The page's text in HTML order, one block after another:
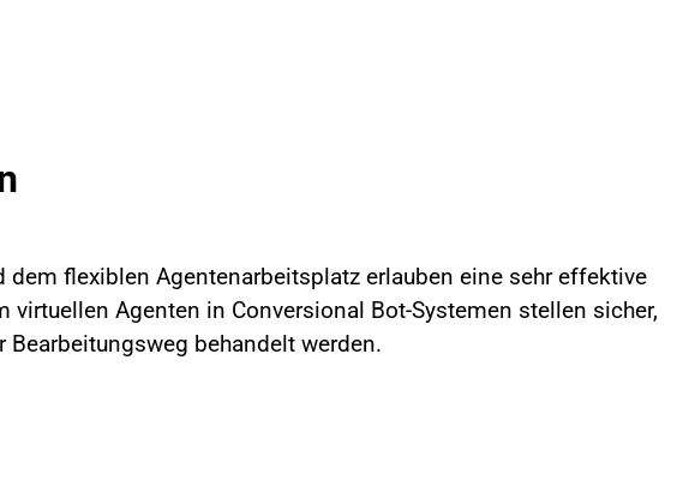
flexiblen Agentenarbeitsplatz erlauben eine sehr effektive
Agenten in Conversional Bot-Systemen stellen sicher,
behandelt werden.